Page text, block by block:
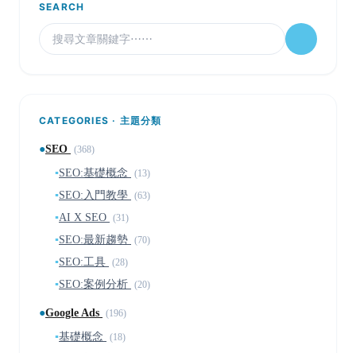
SEARCH
CATEGORIES · 主題分類
●SEO (368)
▪SEO:基礎概念 (13)
▪SEO:入門教學 (63)
▪AI X SEO (31)
▪SEO:最新趨勢 (70)
▪SEO:工具 (28)
▪SEO:案例分析 (20)
●Google Ads (196)
▪基礎概念 (18)